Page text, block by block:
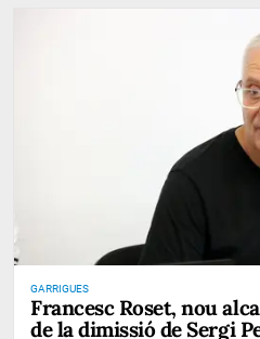
GARRIGUES
Francesc Roset, nou
de la dimissió de Sergi